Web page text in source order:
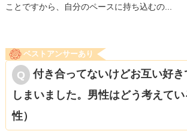
ことですから、自分のペースに持ち込むの...
ベストアンサーあり
付き合ってないけどお互い好き
しまいました。男性はどう考えて
性）